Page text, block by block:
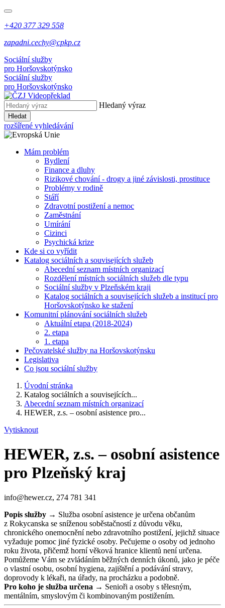
+420 377 329 558
zapadni.cechy@cpkp.cz
Sociální služby
pro Horšovskotýnsko
Sociální služby
pro Horšovskotýnsko
Hledaný výraz
Hledat
rozšířené vyhledávání
Mám problém
Bydlení
Finance a dluhy
Rizikové chování - drogy a jiné závislosti, prostituce
Problémy v rodině
Stáří
Zdravotní postižení a nemoc
Zaměstnání
Umírání
Cizinci
Psychická krize
Kde si co vyřídit
Katalog sociálních a souvisejících služeb
Abecední seznam místních organizací
Rozdělení místních sociálních služeb dle typu
Sociální služby v Plzeňském kraji
Katalog sociálních a souvisejících služeb a institucí pro
Horšovskotýnsko ke stažení
Komunitní plánování sociálních služeb
Aktuální etapa (2018-2024)
2. etapa
1. etapa
Pečovatelské služby na Horšovskotýnsku
Legislativa
Co jsou sociální služby
Úvodní stránka
Katalog sociálních a souvisejících...
Abecední seznam místních organizací
HEWER, z.s. – osobní asistence pro...
Vytisknout
HEWER, z.s. – osobní asistence
pro Plzeňský kraj
info@hewer.cz, 274 781 341
Popis služby → Služba osobní asistence je určena občanům
z Rokycanska se sníženou soběstačností z důvodu věku,
chronického onemocnění nebo zdravotního postižení, jejichž situace
vyžaduje pomoc jiné fyzické osoby. Pečujeme o osoby od jednoho
roku života, přičemž horní věková hranice klientů není určena.
Pomůžeme Vám se zvládáním běžných denních úkonů, jako je péče
o vlastní osobu, osobní hygiena, zajištění a podávání stravy,
doprovody k lékaři, na úřady, na procházku a podobně.
Pro koho je služba určena → Senioři a osoby s tělesným,
mentálním, smyslovým či kombinovaným postižením.